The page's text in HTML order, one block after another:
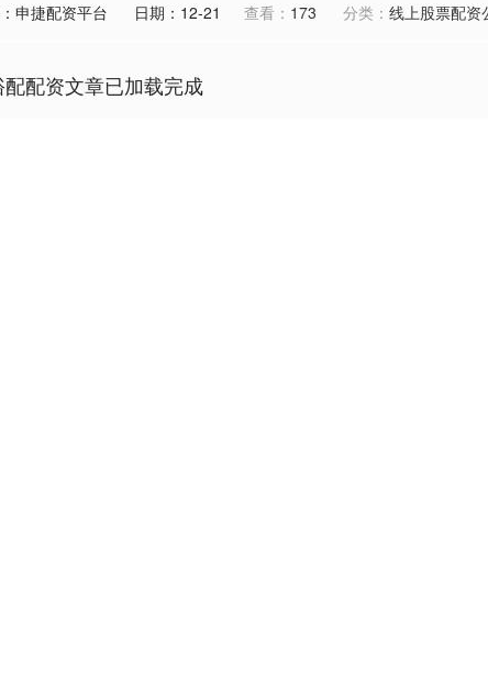
申捷配资平台 日期：12-21 查看： 173 分类： 线上股票配资
配资文章已加载完成